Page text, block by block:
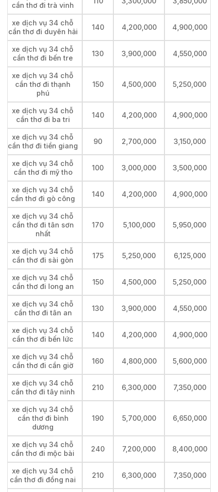
cần thơ đi trà vinh
xe dịch vụ 34 chỗ
cần thơ đi duyên hải
140 4,200,000 4,900,000
xe dịch vụ 34 chỗ
cần thơ đi bến tre
130 3,900,000 4,550,000
xe dịch vụ 34 chỗ
cần thơ đi thạnh
phú
150 4,500,000 5,250,000
xe dịch vụ 34 chỗ
cần thơ đi ba tri
140 4,200,000 4,900,000
xe dịch vụ 34 chỗ
cần thơ đi tiền giang
90 2,700,000 3,150,000
xe dịch vụ 34 chỗ
cần thơ đi mỹ tho
100 3,000,000 3,500,000
xe dịch vụ 34 chỗ
cần thơ đi gò công
140 4,200,000 4,900,000
xe dịch vụ 34 chỗ
cần thơ đi tân sơn
nhất
170 5,100,000 5,950,000
xe dịch vụ 34 chỗ
cần thơ đi sài gòn
175 5,250,000 6,125,000
xe dịch vụ 34 chỗ
cần thơ đi long an
150 4,500,000 5,250,000
xe dịch vụ 34 chỗ
cần thơ đi tân an
130 3,900,000 4,550,000
xe dịch vụ 34 chỗ
cần thơ đi bến lức
140 4,200,000 4,900,000
xe dịch vụ 34 chỗ
cần thơ đi cần giờ
160 4,800,000 5,600,000
xe dịch vụ 34 chỗ
cần thơ đi tây ninh
210 6,300,000 7,350,000
xe dịch vụ 34 chỗ
cần thơ đi bình
dương
190 5,700,000 6,650,000
xe dịch vụ 34 chỗ
cần thơ đi mộc bài
240 7,200,000 8,400,000
xe dịch vụ 34 chỗ
cần thơ đi đồng nai
210 6,300,000 7,350,000